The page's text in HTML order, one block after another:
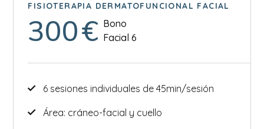
FISIOTERAPIA DERMATOFUNCIONAL FACIAL
300€ Bono
Facial 6
6 sesiones individuales de 45min/sesión
Área: cráneo-facial y cuello